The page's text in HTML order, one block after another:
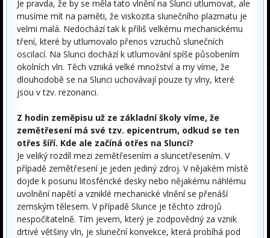
Je pravda, že by se měla tato vlnění na Slunci utlumovat, ale
musíme mít na paměti, že viskozita slunečního plazmatu je
velmi malá. Nedochází tak k příliš velkému mechanickému
tření, které by utlumovalo přenos vzruchů slunečních
oscilací. Na Slunci dochází k utlumování spíše působením
okolních vln. Těch vzniká velké množství a my víme, že
dlouhodobě se na Slunci uchovávají pouze ty vlny, které
jsou v tzv. rezonanci.
Z hodin zeměpisu už ze základní školy víme, že
zemětřesení má své tzv. epicentrum, odkud se ten
otřes šíří. Kde ale začíná otřes na Slunci?
Je veliký rozdíl mezi zemětřesením a sluncetřesením. V
případě zemětřesení je jeden jediný zdroj. V nějakém místě
dojde k posunu litosférické desky nebo nějakému náhlému
uvolnění napětí a vzniklé mechanické vlnění se přenáší
zemským tělesem. V případě Slunce je těchto zdrojů
nespočítatelně. Tím jevem, který je zodpovědný za vznik
drtivé většiny vln, je sluneční konvekce, která probíhá pod